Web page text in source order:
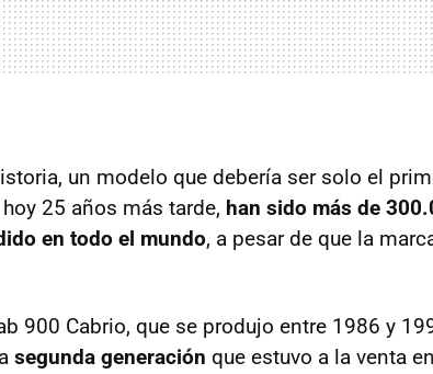
un modelo que debería ser solo el
25 años más tarde, han sido más de
en todo el mundo, a pesar de que la
900 Cabrio, que se produjo entre 1986 y
segunda generación que estuvo a la venta